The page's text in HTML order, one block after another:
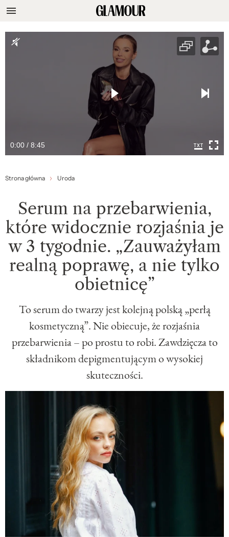
0:00 / 8:45
Strona główna Uroda
Serum na przebarwienia,
które widocznie rozjaśnia je
w 3 tygodnie. „Zauważyłam
realną poprawę, a nie tylko
obietnicę”
To serum do twarzy jest kolejną polską „perłą
kosmetyczną”. Nie obiecuje, że rozjaśnia
przebarwienia – po prostu to robi. Zawdzięcza to
składnikom depigmentującym o wysokiej
skuteczności.